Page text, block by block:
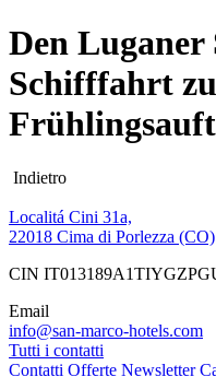
Den Luganer
Schifffahrt
Indietro
Localitá Cini 31a,
22018 Cima di Porlezza (CO)
CIN
Email
info@san-marco-hotels.com
Tutti i contatti
Contatti Offerte Newsletter